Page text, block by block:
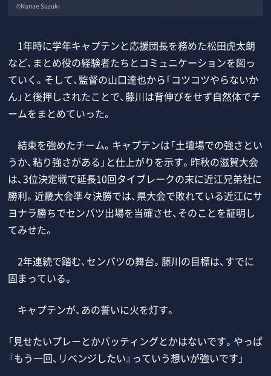
©Nanae Suzuki
1年時に学年キャプテンと応援団長を務めた松田虎太朗
など、まとめ役の経験者たちとコミュニケーションを図っ
ていく。そして、監督の山口達也から「コツコツやらないか
ん」と後押しされたことで、藤川は背伸びをせず自然体でチ
ームをまとめていった。
結束を強めたチーム。キャプテンは「土壇場での強さとい
うか、粘り強さがある」と仕上がりを示す。昨秋の滋賀大会
は、3位決定戦で延長10回タイブレークの末に近江兄弟社に
勝利。近畿大会準々決勝では、県大会で敗れている近江にサ
ヨナラ勝ちでセンバツ出場を当確させ、そのことを証明し
てみせた。
2年連続で踏む、センバツの舞台。藤川の目標は、すでに
固まっている。
キャプテンが、あの誓いに火を灯す。
「見せたいプレーとかバッティングとかはないです。やっぱ
『もう一回、リベンジしたい』っていう想いが強いです」